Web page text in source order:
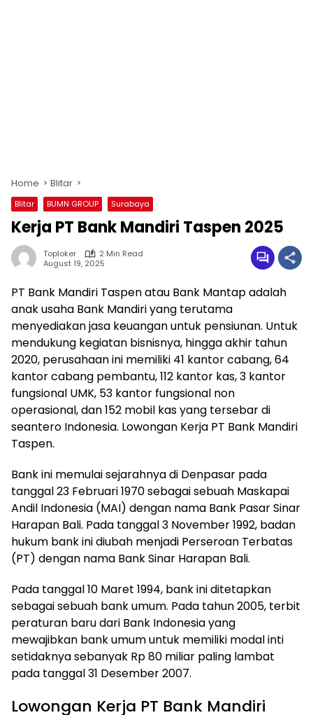
Home Blitar
Blitar BUMN GROUP Surabaya
Kerja PT Bank Mandiri Taspen 2025
Toploker
2 Min Read
August 19, 2025
PT Bank Mandiri Taspen atau Bank Mantap adalah
anak usaha Bank Mandiri yang terutama
menyediakan jasa keuangan untuk pensiunan. Untuk
mendukung kegiatan bisnisnya, hingga akhir tahun
2020, perusahaan ini memiliki 41 kantor cabang, 64
kantor cabang pembantu, 112 kantor kas, 3 kantor
fungsional UMK, 53 kantor fungsional non
operasional, dan 152 mobil kas yang tersebar di
seantero Indonesia. Lowongan Kerja PT Bank Mandiri
Taspen.
Bank ini memulai sejarahnya di Denpasar pada
tanggal 23 Februari 1970 sebagai sebuah Maskapai
Andil Indonesia (MAI) dengan nama Bank Pasar Sinar
Harapan Bali. Pada tanggal 3 November 1992, badan
hukum bank ini diubah menjadi Perseroan Terbatas
(PT) dengan nama Bank Sinar Harapan Bali.
Pada tanggal 10 Maret 1994, bank ini ditetapkan
sebagai sebuah bank umum. Pada tahun 2005, terbit
peraturan baru dari Bank Indonesia yang
mewajibkan bank umum untuk memiliki modal inti
setidaknya sebanyak Rp 80 miliar paling lambat
pada tanggal 31 Desember 2007.
Lowongan Kerja PT Bank Mandiri